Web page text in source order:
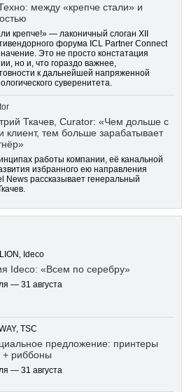
между «крепче стали» и
крепче!» — лаконичный слоган XII
форума ICL Partner Connect
Это не просто констатация
но и, что гораздо важнее,
к дальнейшей напряженной
суверенитета.
Ткачев, Curator: «Чем дольше с
клиент, тем больше зарабатывает
работы компании, её канальной
избранного ею направления
News рассказывает генеральный
Ideco
Ideco: «Всем по серебру»
— 31 августа
TSC
предложение: принтеры
+ риббоны
— 31 августа